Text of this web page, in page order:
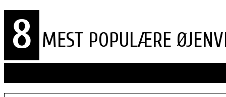
8 MEST POPULÆRE